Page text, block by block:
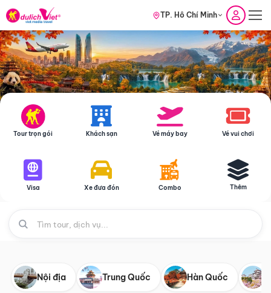
TP. Hồ Chí Minh
Tour trọn gói Khách sạn Vé máy bay Vé vui chơi
Visa Xe đưa đón Combo Thêm
Nội địa Trung Quốc Hàn Quốc